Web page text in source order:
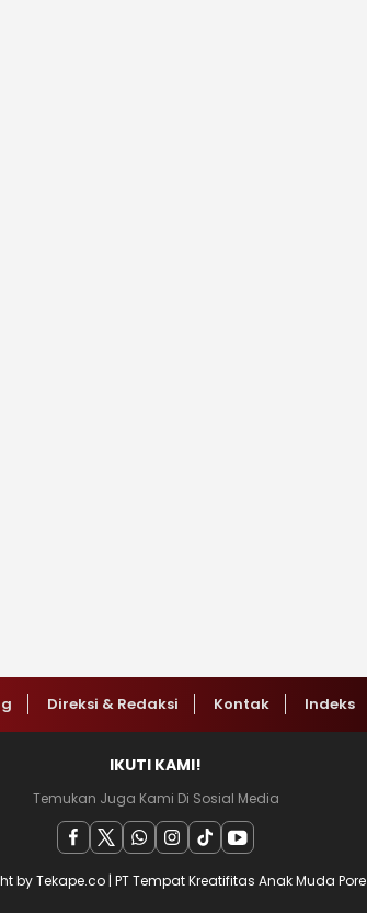
Direksi & Redaksi Kontak Indeks
IKUTI KAMI!
Temukan Juga Kami Di Sosial Media
by Tekape.co | PT Tempat Kreatifitas Anak Muda Pore